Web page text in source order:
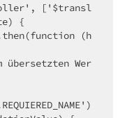
['$transl
{